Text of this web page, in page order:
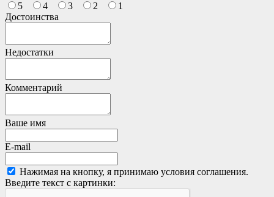
5
4 3 2
1
Достоинства
Недостатки
Комментарий
Ваше имя
E-mail
Нажимая на кнопку, я принимаю условия соглашения.
Введите текст с картинки: